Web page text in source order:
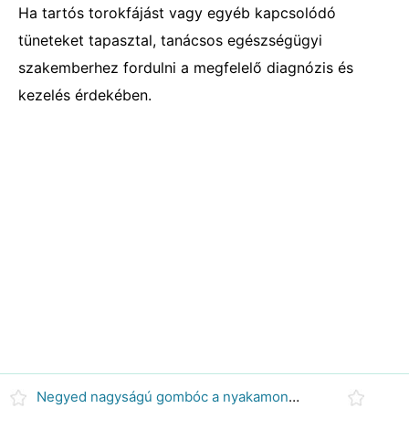
Ha tartós torokfájást vagy egyéb kapcsolódó
tüneteket tapasztal, tanácsos egészségügyi
szakemberhez fordulni a megfelelő diagnózis és
kezelés érdekében.
Negyed nagyságú gombóc a nyakamon, mint egy kicsit jobbra az állkapocs bal oldala alatt, és szeretném tudni, hogy mi lehet az, hogy túlságosan megsérül a torkom, de enyhén lüktet?